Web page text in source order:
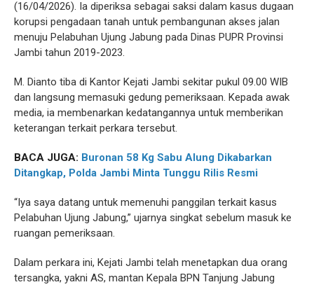
(16/04/2026). Ia diperiksa sebagai saksi dalam kasus dugaan
korupsi pengadaan tanah untuk pembangunan akses jalan
menuju Pelabuhan Ujung Jabung pada Dinas PUPR Provinsi
Jambi tahun 2019-2023.
M. Dianto tiba di Kantor Kejati Jambi sekitar pukul 09.00 WIB
dan langsung memasuki gedung pemeriksaan. Kepada awak
media, ia membenarkan kedatangannya untuk memberikan
keterangan terkait perkara tersebut.
BACA JUGA: Buronan 58 Kg Sabu Alung Dikabarkan
Ditangkap, Polda Jambi Minta Tunggu Rilis Resmi
“Iya saya datang untuk memenuhi panggilan terkait kasus
Pelabuhan Ujung Jabung,” ujarnya singkat sebelum masuk ke
ruangan pemeriksaan.
Dalam perkara ini, Kejati Jambi telah menetapkan dua orang
tersangka, yakni AS, mantan Kepala BPN Tanjung Jabung